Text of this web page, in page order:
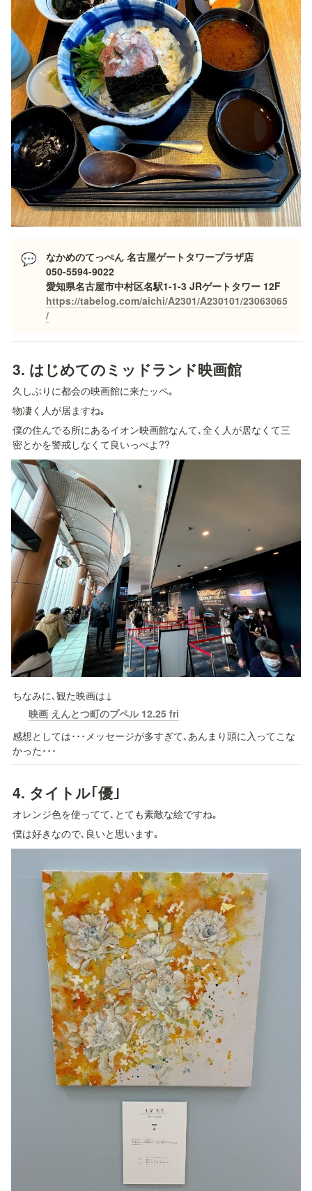
💬
なかめのてっぺん 名古屋ゲートタワープラザ店
050-5594-9022
https://tabelog.com/aichi/A2301/A230101/23063065
/
3. はじめてのミッドランド映画館
久しぶりに都会の映画館に来たッペ｡
物凄く人が居ますね｡
僕の住んでる所にあるイオン映画館なんて､全く人が居なくて三
密とかを警戒しなくて良いっぺよ??
ちなみに､観た映画は↓
映画 えんとつ町のプペル 12.25 fri
感想としては･･･メッセージが多すぎて､あんまり頭に入ってこな
かった･･･
4. タイトル｢優｣
オレンジ色を使ってて､とても素敵な絵ですね｡
僕は好きなので､良いと思います｡